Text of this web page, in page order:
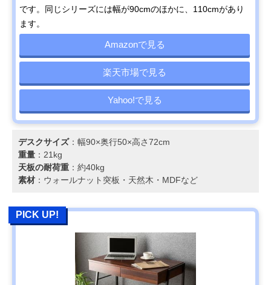
です。同じシリーズには幅が90cmのほかに、110cmがあり
ます。
Amazonで見る
楽天市場で見る
Yahoo!で見る
デスクサイズ：幅90×奥行50×高さ72cm
重量 ：21kg
天板の耐荷重 ：約40kg
素材 ：ウォールナット突板・天然木・MDFなど
PICK UP!